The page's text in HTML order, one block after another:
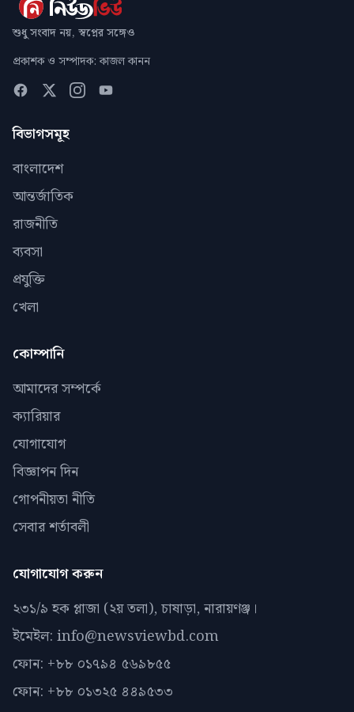
শুধু সংবাদ নয়, স্বপ্নের সঙ্গেও
প্রকাশক ও সম্পাদক: কাজল কানন
বিভাগসমূহ
বাংলাদেশ
আন্তর্জাতিক
রাজনীতি
ব্যবসা
প্রযুক্তি
খেলা
কোম্পানি
আমাদের সম্পর্কে
ক্যারিয়ার
যোগাযোগ
বিজ্ঞাপন দিন
গোপনীয়তা নীতি
সেবার শর্তাবলী
যোগাযোগ করুন
২৩১/৯ হক প্লাজা (২য় তলা), চাষাড়া, নারায়ণঞ্জ।
ইমেইল: info@newsviewbd.com
ফোন: +৮৮ ০১৭৯৪ ৫৬৯৮৫৫
ফোন: +৮৮ ০১৩২৫ ৪৪৯৫৩৩